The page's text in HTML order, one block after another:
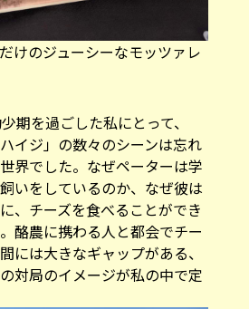
けのジューシーなモッツァレ
期を過ごした私にとって、
イジ」の数々のシーンは忘れ
界でした。なぜペーターは学
いをしているのか、なぜ彼は
、チーズを食べることができ
酪農に携わる人と都会でチー
には大きなギャップがある、
対局のイメージが私の中で定